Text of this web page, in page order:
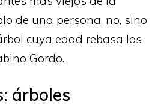
de una persona, no, sino
cuya edad rebasa los
Gordo.
árboles